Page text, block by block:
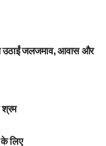
ने उठाईं जलजमाव, आवास और
श्रम
लिए